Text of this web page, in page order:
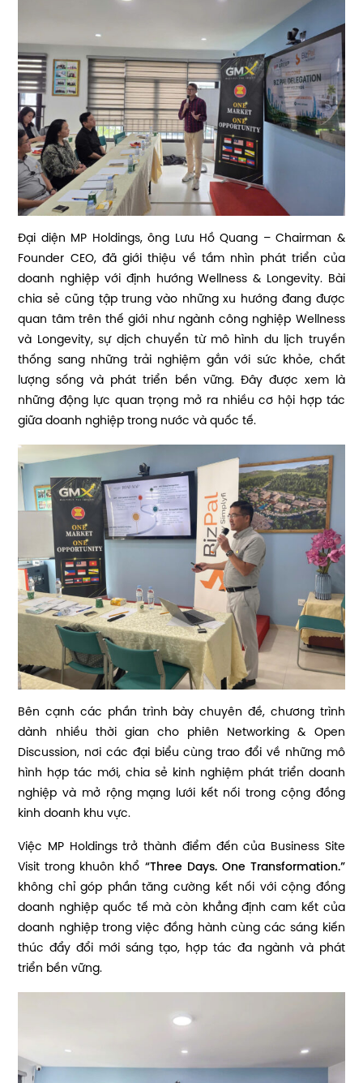
Đại diện MP Holdings, ông Lưu Hồ Quang – Chairman &
Founder CEO, đã giới thiệu về tầm nhìn phát triển của
doanh nghiệp với định hướng Wellness & Longevity. Bài
chia sẻ cũng tập trung vào những xu hướng đang được
quan tâm trên thế giới như ngành công nghiệp Wellness
và Longevity, sự dịch chuyển từ mô hình du lịch truyền
thống sang những trải nghiệm gắn với sức khỏe, chất
lượng sống và phát triển bền vững. Đây được xem là
những động lực quan trọng mở ra nhiều cơ hội hợp tác
giữa doanh nghiệp trong nước và quốc tế.
Bên cạnh các phần trình bày chuyên đề, chương trình
dành nhiều thời gian cho phiên Networking & Open
Discussion, nơi các đại biểu cùng trao đổi về những mô
hình hợp tác mới, chia sẻ kinh nghiệm phát triển doanh
nghiệp và mở rộng mạng lưới kết nối trong cộng đồng
kinh doanh khu vực.
Việc MP Holdings trở thành điểm đến của Business Site
Visit trong khuôn khổ “Three Days. One Transformation.”
không chỉ góp phần tăng cường kết nối với cộng đồng
doanh nghiệp quốc tế mà còn khẳng định cam kết của
doanh nghiệp trong việc đồng hành cùng các sáng kiến
thúc đẩy đổi mới sáng tạo, hợp tác đa ngành và phát
triển bền vững.